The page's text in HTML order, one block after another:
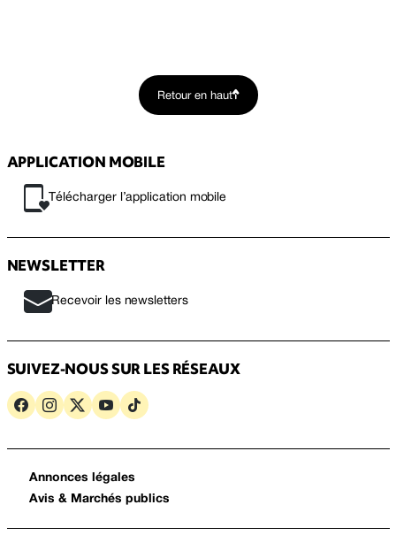
Retour en haut
APPLICATION MOBILE
Télécharger l’application mobile
NEWSLETTER
Recevoir les newsletters
SUIVEZ-NOUS SUR LES RÉSEAUX
Annonces légales
Avis & Marchés publics